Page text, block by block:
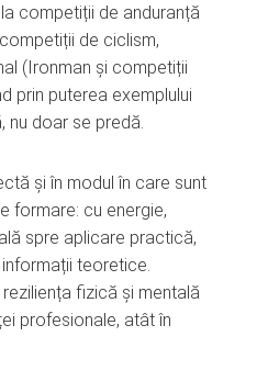
competiții de anduranță
de ciclism,
(Ironman și competiții
prin puterea exemplului
nu doar se predă.
și în modul în care sunt
formare: cu energie,
spre aplicare practică,
teoretice.
fizică și mentală
profesionale, atât în